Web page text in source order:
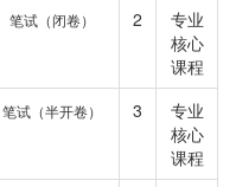
笔试（闭卷） 2
专业
核心
课程
笔试（半开卷） 3
专业
核心
课程